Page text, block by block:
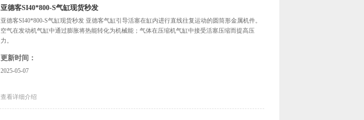
亚德客SI40*800-S气缸现货秒发
亚德客SI40*800-S气缸现货秒发 亚德客气缸引导活塞在缸内进行直线往复运动的圆筒形金属机件。
空气在发动机气缸中通过膨胀将热能转化为机械能；气体在压缩机气缸中接受活塞压缩而提高压
力。
更新时间：
2025-05-07
查看详细介绍